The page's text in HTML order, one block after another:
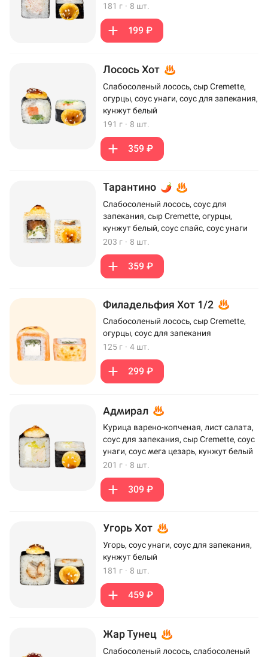
181 г · 8 шт.
199 ₽
Лосось Хот
Слабосоленый лосось, сыр Cremette,
огурцы, соус унаги, соус для запекания,
кунжут белый
191 г · 8 шт.
359 ₽
Тарантино
Слабосоленый лосось, соус для
запекания, сыр Cremette, огурцы,
кунжут белый, соус спайс, соус унаги
203 г · 8 шт.
359 ₽
Филадельфия Хот 1/2
Слабосоленый лосось, сыр Cremette,
огурцы, соус для запекания
125 г · 4 шт.
299 ₽
Адмирал
Курица варено-копченая, лист салата,
соус для запекания, сыр Cremette, соус
унаги, соус мега цезарь, кунжут белый
201 г · 8 шт.
309 ₽
Угорь Хот
Угорь, соус унаги, соус для запекания,
кунжут белый
181 г · 8 шт.
459 ₽
Жар Тунец
Слабосоленый лосось, слабосоленый